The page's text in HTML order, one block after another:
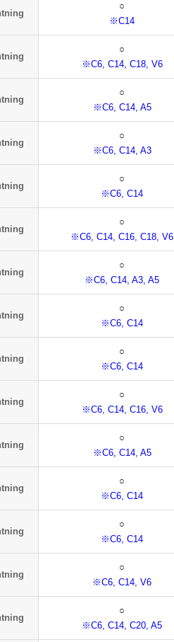
○
※C14
○
※C6, C14, C18, V6
○
※C6, C14, A5
○
※C6, C14, A3
○
※C6, C14
○
※C6, C14, C16, C18, V6
○
※C6, C14, A3, A5
○
※C6, C14
○
※C6, C14
○
※C6, C14, C16, V6
○
※C6, C14, A5
○
※C6, C14
○
※C6, C14
○
※C6, C14, V6
○
※C6, C14, C20, A5